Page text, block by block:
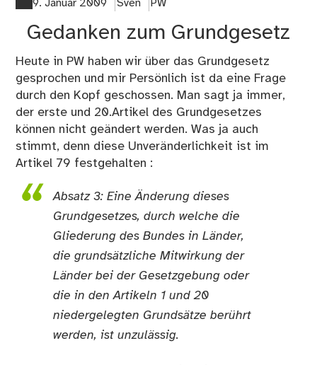
9. Januar 2009 Sven PW
Gedanken zum Grundgesetz
Heute in PW haben wir über das Grundgesetz
gesprochen und mir Persönlich ist da eine Frage
durch den Kopf geschossen. Man sagt ja immer,
der erste und 20.Artikel des Grundgesetzes
können nicht geändert werden. Was ja auch
stimmt, denn diese Unveränderlichkeit ist im
Artikel 79 festgehalten :
Absatz 3: Eine Änderung dieses
Grundgesetzes, durch welche die
Gliederung des Bundes in Länder,
die grundsätzliche Mitwirkung der
Länder bei der Gesetzgebung oder
die in den Artikeln 1 und 20
niedergelegten Grundsätze berührt
werden, ist unzulässig.